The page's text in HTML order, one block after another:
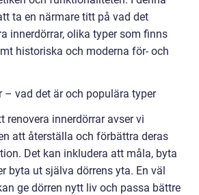
ta en närmare titt på vad det
innerdörrar, olika typer som finns
historiska och moderna för- och
– vad det är och populära typer
renovera innerdörrar avser vi
att återställa och förbättra deras
Det kan inkludera att måla, byta
byta ut själva dörrens yta. En väl
ge dörren nytt liv och passa bättre